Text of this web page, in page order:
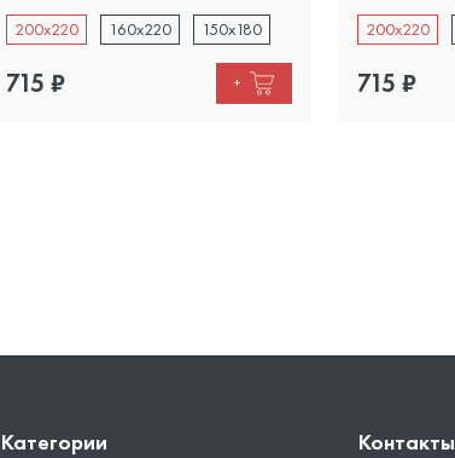
200х220 160х220 150х180
715 ₽ +
200х220
715 ₽
Категории Контакты